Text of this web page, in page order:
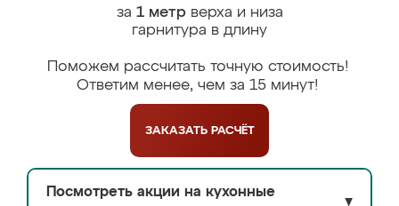
за 1 метрверха и низа
гарнитура в длину
Поможем рассчитать точную стоимость!
Ответим менее, чем за 15 минут!
ЗАКАЗАТЬ РАСЧЁТ
Посмотреть акции на кухонные
▼